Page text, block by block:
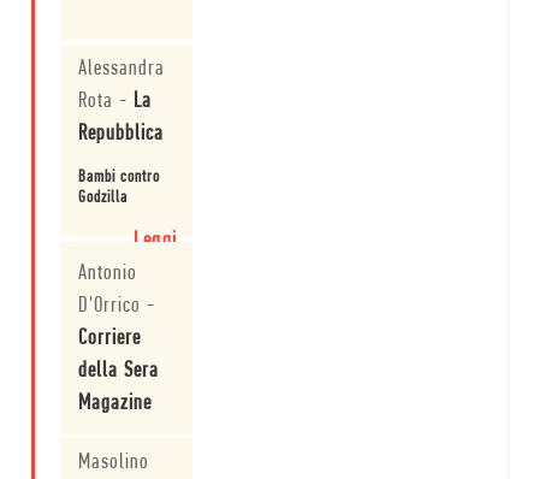
Alessandra
Rota - La
Repubblica
Bambi contro
Godzilla
Leggi
Antonio
D'Orrico -
Corriere
della Sera
Magazine
Godzilla
Masolino